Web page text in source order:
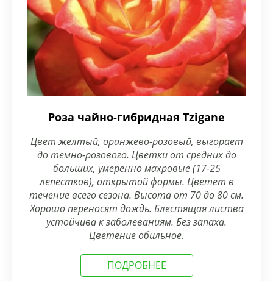
Роза чайно-гибридная Tzigane
Цвет желтый, оранжево-розовый, выгорает
до темно-розового. Цветки от средних до
больших, умеренно махровые (17-25
лепестков), открытой формы. Цветет в
течение всего сезона. Высота от 70 до 80 см.
Хорошо переносят дождь. Блестящая листва
устойчива к заболеваниям. Без запаха.
Цветение обильное.
ПОДРОБНЕЕ